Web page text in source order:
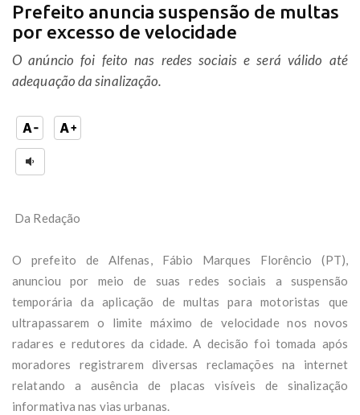
Prefeito anuncia suspensão de multas
por excesso de velocidade
O anúncio foi feito nas redes sociais e será válido até
adequação da sinalização.
Da Redação
O prefeito de Alfenas, Fábio Marques Florêncio (PT),
anunciou por meio de suas redes sociais a suspensão
temporária da aplicação de multas para motoristas que
ultrapassarem o limite máximo de velocidade nos novos
radares e redutores da cidade. A decisão foi tomada após
moradores registrarem diversas reclamações na internet
relatando a ausência de placas visíveis de sinalização
informativa nas vias urbanas.